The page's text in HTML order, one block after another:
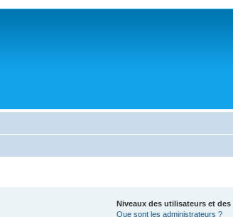
Niveaux des utilisateurs et
Que sont les administrateurs ?